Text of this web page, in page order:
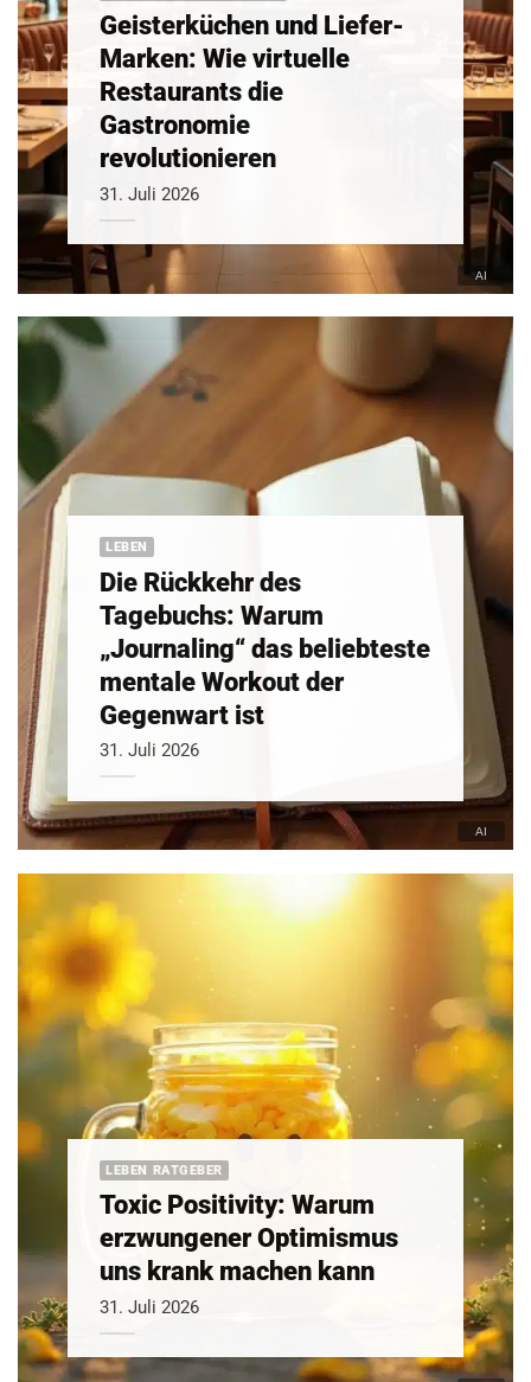
Geisterküchen und Liefer-
Marken: Wie virtuelle
Restaurants die
Gastronomie
revolutionieren
31. Juli 2026
LEBEN
Die Rückkehr des
Tagebuchs: Warum
„Journaling“ das beliebteste
mentale Workout der
Gegenwart ist
31. Juli 2026
LEBEN RATGEBER
Toxic Positivity: Warum
erzwungener Optimismus
uns krank machen kann
31. Juli 2026